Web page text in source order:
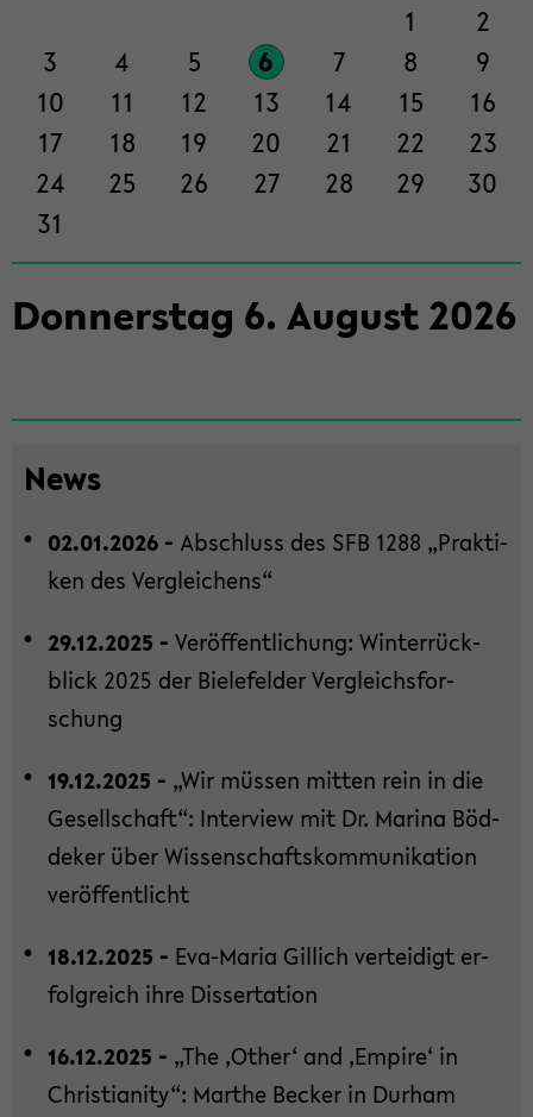
seln
1
2
3
4 5 6 7 8
9
10
11 12 13 14 15
16
17
18 19 20 21 22
23
24
25 26 27 28 29
30
31
Don­ners­tag 6. Au­gust2026
News
02.01.2026 - Ab­schluss des SFB 1288 „Prak­ti­
ken des Ver­glei­chens“
29.12.2025 - Ver­öf­fent­li­chung: Win­ter­rück­
blick 2025 der Bie­le­fel­der Ver­gleichs­for­
schung
19.12.2025 - „Wir müs­sen mit­ten rein in die
Ge­sell­schaft“: In­ter­view mit Dr. Ma­ri­na Böd­
de­ker über Wis­sen­schafts­kom­mu­ni­ka­ti­on
ver­öf­fent­licht
18.12.2025 - Eva-​Maria Gil­lich ver­tei­digt er­
folg­reich ihre Dis­ser­ta­ti­on
16.12.2025 - „The ‚Other‘ and ‚Em­pi­re‘ in
Chris­tia­ni­ty“: Mar­the Be­cker in Durham